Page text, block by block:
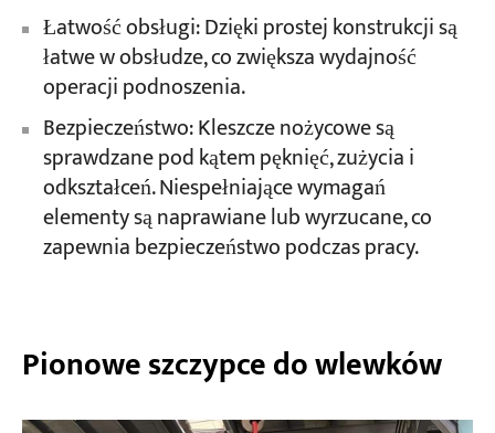
Łatwość obsługi: Dzięki prostej konstrukcji są
łatwe w obsłudze, co zwiększa wydajność
operacji podnoszenia.
Bezpieczeństwo: Kleszcze nożycowe są
sprawdzane pod kątem pęknięć, zużycia i
odkształceń. Niespełniające wymagań
elementy są naprawiane lub wyrzucane, co
zapewnia bezpieczeństwo podczas pracy.
Pionowe szczypce do wlewków